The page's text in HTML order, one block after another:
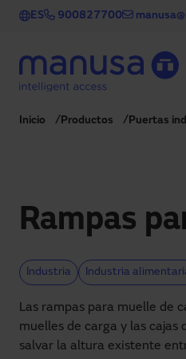
Pasar al contenido principal
ES 900827700
Inicio Productos Puertas
Rampas
Industria Industria
Las rampas para muelle de
muelles de carga y las cajas
salvar la altura existente